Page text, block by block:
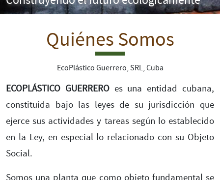
Quiénes Somos
EcoPlástico Guerrero, SRL, Cuba
ECOPLÁSTICO GUERREROes una entidad cubana,
constituida bajo las leyes de su jurisdicción que
ejerce sus actividades y tareas según lo establecido
en la Ley, en especial lo relacionado con su Objeto
Social.